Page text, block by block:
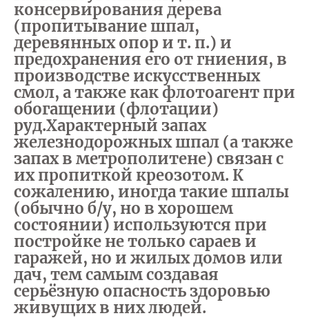
консервирования дерева
(пропитывание шпал,
деревянных опор и т. п.) и
предохранения его от гниения, в
производстве искусственных
смол, а также как флотоагент при
обогащении (флотации)
руд.Характерный запах
железнодорожных шпал (а также
запах в метрополитене) связан с
их пропиткой креозотом. К
сожалению, иногда такие шпалы
(обычно б/у, но в хорошем
состоянии) используются при
постройке не только сараев и
гаражей, но и жилых домов или
дач, тем самым создавая
серьёзную опасность здоровью
живущих в них людей.